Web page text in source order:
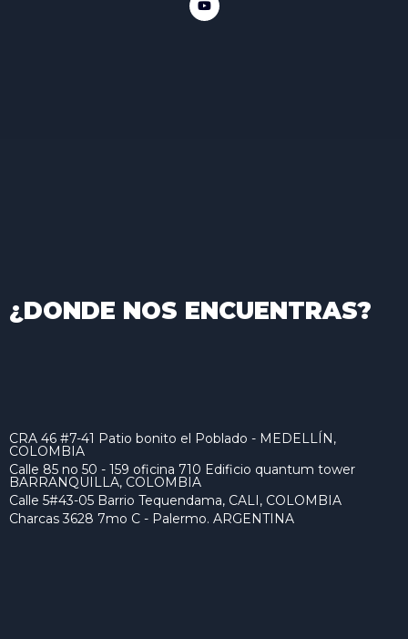
¿DONDE NOS ENCUENTRAS?
CRA 46 #7-41 Patio bonito el Poblado - MEDELLÍN,
COLOMBIA
Calle 85 no 50 - 159 oficina 710 Edificio quantum tower
BARRANQUILLA, COLOMBIA
Calle 5#43-05 Barrio Tequendama, CALI, COLOMBIA
Charcas 3628 7mo C - Palermo. ARGENTINA